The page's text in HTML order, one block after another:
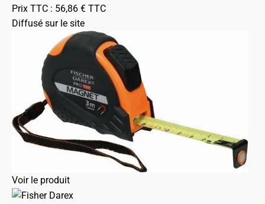
Prix TTC : 56,86 € TTC
Diffusé sur le site
Voir le produit